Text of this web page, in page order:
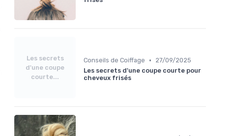
Les secrets
d'une coupe
courte...
Conseils de Coiffage •
27/09/2025
Les secrets d'une coupe courte pour
cheveux frisés